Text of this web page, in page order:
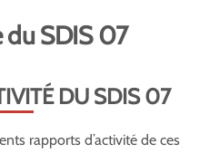
du SDIS 07
DU SDIS 07
rapports d’activité de ces